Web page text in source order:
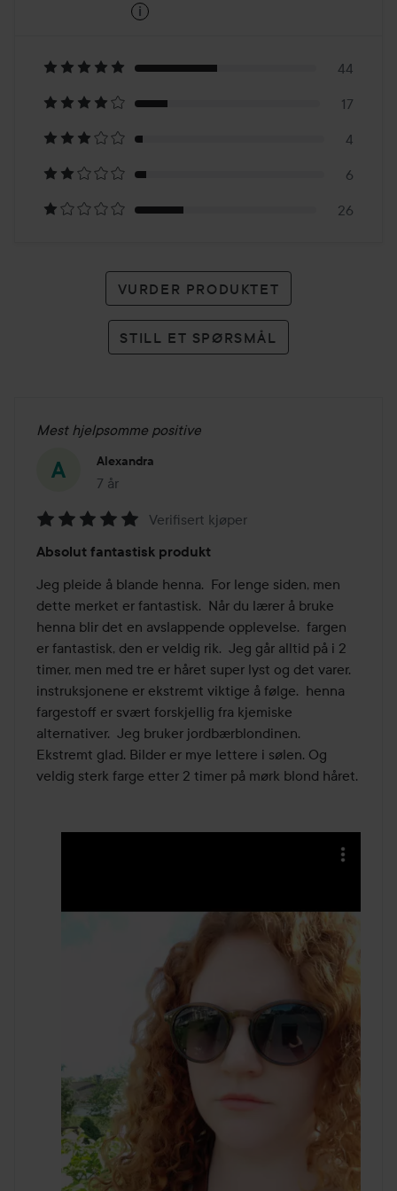
Basert
på
97
karakterer
i
44
17
4
6
26
VURDER PRODUKTET
STILL ET SPØRSMÅL
Mest hjelpsomme positive
Alexandra
7 år
Innlegget ble opprettet 7 år
5
av
5
Verifisert kjøper
Absolut fantastisk produkt
Jeg pleide å blande henna.  For lenge siden, men
dette merket er fantastisk.  Når du lærer å bruke
henna blir det en avslappende opplevelse.  fargen
er fantastisk, den er veldig rik.  Jeg går alltid på i 2
timer, men med tre er håret super lyst og det varer.
instruksjonene er ekstremt viktige å følge.  henna
fargestoff er svært forskjellig fra kjemiske
alternativer.  Jeg bruker jordbærblondinen.
Ekstremt glad. Bilder er mye lettere i sølen. Og
veldig sterk farge etter 2 timer på mørk blond håret.